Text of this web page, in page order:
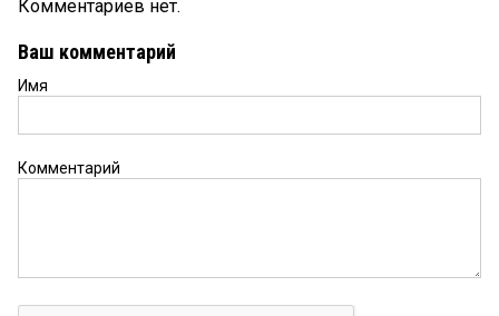
Комментариев нет.
Ваш комментарий
Имя
Комментарий